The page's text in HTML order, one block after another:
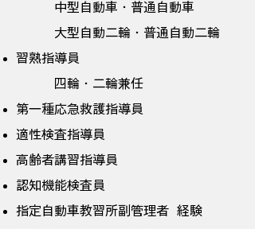
中型自動車・普通自動車
大型自動二輪・普通自動二輪
習熟指導員
​ 四輪・二輪兼任
第一種応急救護指導員
適性検査指導員
高齢者講習指導員
認知機能検査員
指定自動車教習所副管理者 経験